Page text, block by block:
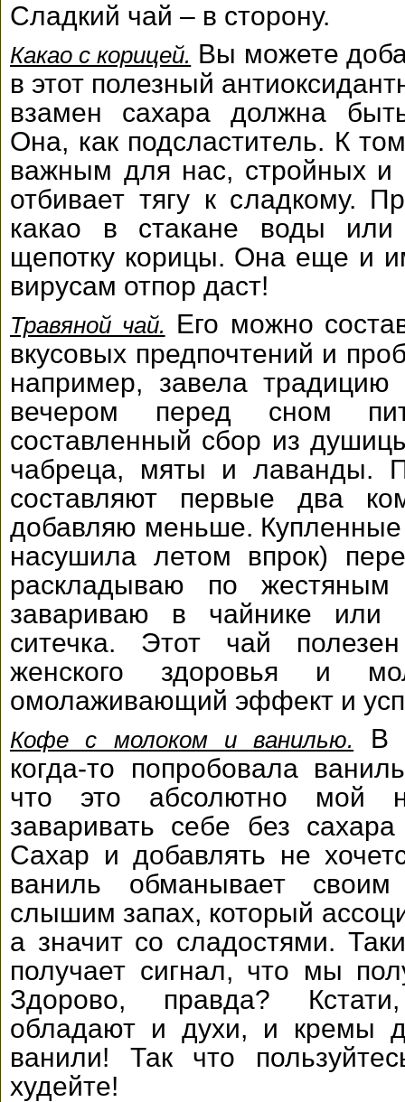
Сладкий чай – в сторону.
Какао с корицей. Вы можете
в этот полезный
взамен сахара должна
Она, как подсластитель. К
важным для нас, стройных и
отбивает тягу к сладкому.
какао в стакане воды
щепотку корицы. Она еще и
вирусам отпор даст!
Травяной чай. Его можно
вкусовых предпочтений и
например, завела
вечером перед сном
составленный сбор из
чабреца, мяты и лаванды.
составляют первые два
добавляю меньше. Купленные
насушила летом впрок)
раскладываю по
завариваю в чайнике
ситечка. Этот чай
женского здоровья и
омолаживающий эффект и
Кофе с молоком и ванилью.
В
когда-то попробовала
что это абсолютно мой
заваривать себе без
Сахар и добавлять не
ваниль обманывает
слышим запах, который
а значит со сладостями.
получает сигнал, что мы
Здорово, правда?
обладают и духи, и кремы
ванили! Так что
худейте!